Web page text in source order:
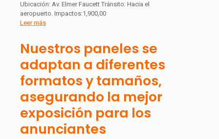
Ubicación: Av. Elmer Faucett Tránsito: Hacia el
aeropuerto. Impactos:1,900,00
Leer más
Nuestros paneles se
adaptan a diferentes
formatos y tamaños,
asegurando la mejor
exposición para los
anunciantes